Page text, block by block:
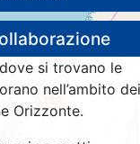
si trovano le
nell’ambito dei
Orizzonte.
183